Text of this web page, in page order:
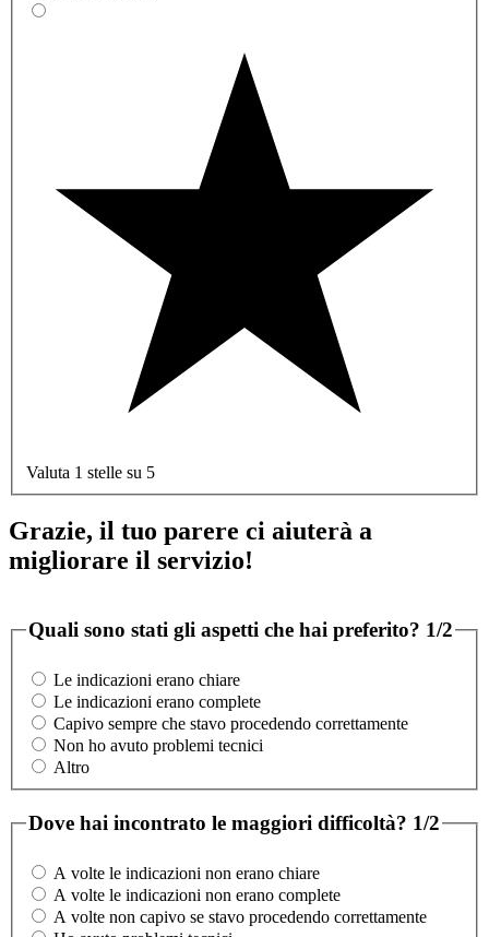
Valuta 1 stelle su 5
Grazie, il tuo parere ci aiuterà a
migliorare il servizio!
Quali sono stati gli aspetti che hai preferito? 1/2
Le indicazioni erano chiare
Le indicazioni erano complete
Capivo sempre che stavo procedendo correttamente
Non ho avuto problemi tecnici
Altro
Dove hai incontrato le maggiori difficoltà? 1/2
A volte le indicazioni non erano chiare
A volte le indicazioni non erano complete
A volte non capivo se stavo procedendo correttamente